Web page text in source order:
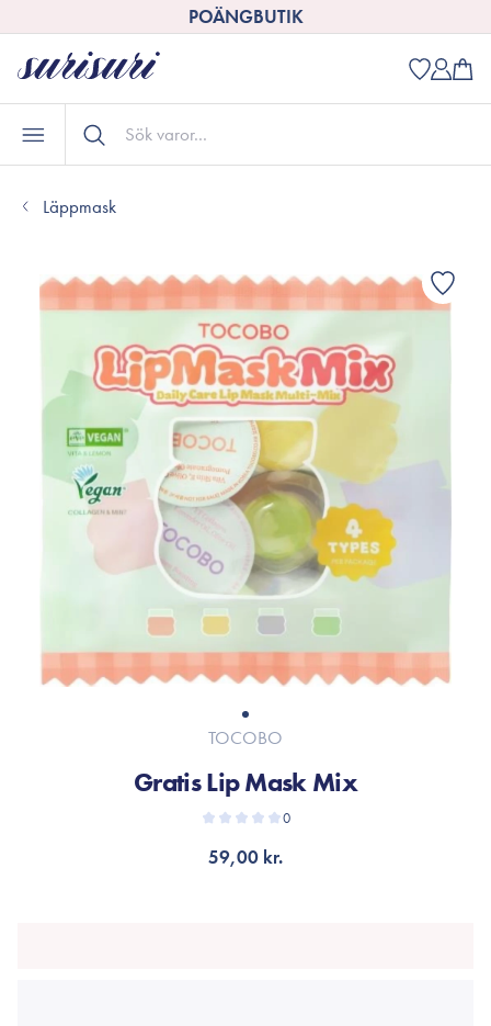
POÄNGBUTIK
Läppmask
TOCOBO
Gratis Lip Mask Mix
0
59,00 kr.